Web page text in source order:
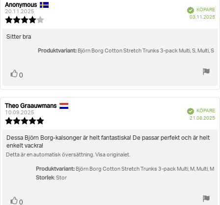
Recensionsförfattare:
Anonymous
20.11.2025
stjärnor
BekräftadKÖPARE
03.11.2025
Recensionstext:
Sitter bra
Produktvariant: Björn Borg Cotton Stretch Trunks 3-pack Multi, S, Multi, S
Rösta
0
Recensionsförfattare:
Theo Graauwmans
10.09.2025
utav
stjärnor
BekräftadKÖPARE
21.08.2025
Recensionstext:
Dessa Björn Borg-kalsonger är helt fantastiska! De passar perfekt och är helt
enkelt vackra!
Detta är en automatisk översättning. Visa originalet.
Produktvariant: Björn Borg Cotton Stretch Trunks 3-pack Multi, M, Multi, M
Storlek: Stor
Rösta
0